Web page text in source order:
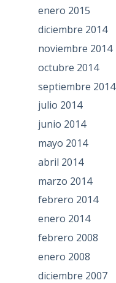
enero 2015
diciembre 2014
noviembre 2014
octubre 2014
septiembre 2014
julio 2014
junio 2014
mayo 2014
abril 2014
marzo 2014
febrero 2014
enero 2014
febrero 2008
enero 2008
diciembre 2007